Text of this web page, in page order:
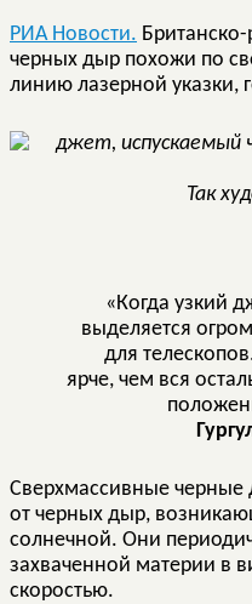
РИА Новости.
черных дыр похожи по
линию лазерной указки,
Так
«Когда узкий
выделяется
для
ярче, чем вся
Сверхмассивные черные
от черных дыр,
солнечной. Они
захваченной материи в
скоростью.